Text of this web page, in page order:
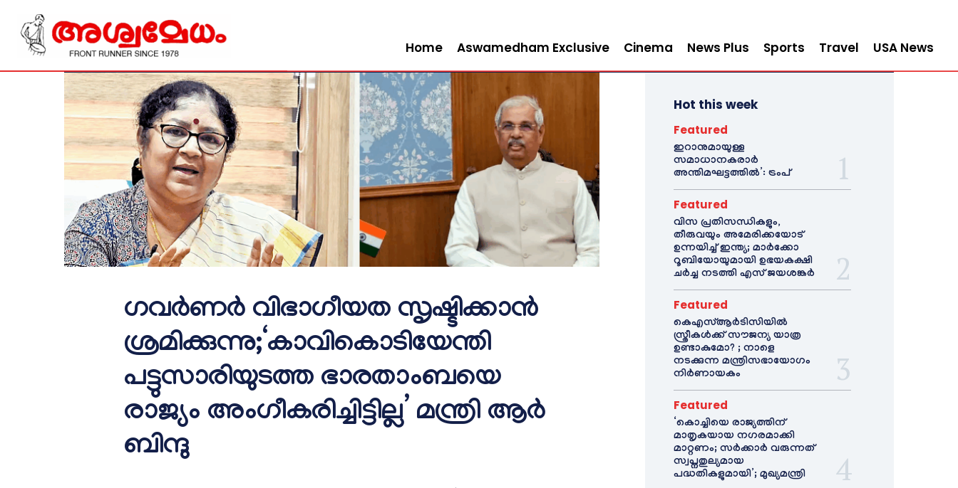
Home Aswamedham Exclusive Cinema News Plus Sports Travel USA News
ഗവര്‍ണര്‍ വിഭാഗീയത സൃഷ്ടിക്കാൻ
ശ്രമിക്കുന്നു;‘കാവികൊടിയേന്തി
പട്ടുസാരിയുടത്ത ഭാരതാംബയെ
രാജ്യം അംഗീകരിച്ചിട്ടില്ല’ മന്ത്രി ആര്‍
ബിന്ദു
Hot this week
Featured
ഇറാനുമായുള്ള
സമാധാനകരാർ
അന്തിമഘട്ടത്തിൽ‌’: ട്രംപ്
Featured
വിസ പ്രതിസന്ധികളും,
തീരുവയും അമേരിക്കയോട്
ഉന്നയിച്ച് ഇന്ത്യ; മാർക്കോ
റൂബിയോയുമായി ഉഭയകക്ഷി
ചർച്ച നടത്തി എസ് ജയശങ്കർ
Featured
കെഎസ്ആർടിസിയിൽ
സ്ത്രീകൾക്ക് സൗജന്യ യാത്ര
ഉണ്ടാകുമോ? ; നാളെ
നടക്കുന്ന മന്ത്രിസഭായോഗം
നിർണായകം
Featured
‘കൊച്ചിയെ രാജ്യത്തിന്
മാതൃകയായ നഗരമാക്കി
മാറ്റണം; സർക്കാർ വരുന്നത്
സ്വപ്നതുല്യമായ
പദ്ധതികളുമായി’; മുഖ്യമന്ത്രി